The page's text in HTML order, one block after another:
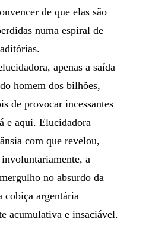
de que elas são
numa espiral de
apenas a saída
homem dos bilhões,
de provocar incessantes
e aqui. Elucidadora
com que revelou,
a
no absurdo da
cobiça argentária
acumulativa e insaciável.